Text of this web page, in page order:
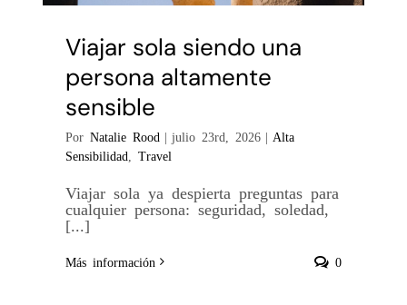
Viajar sola siendo una
persona altamente
sensible
Por Natalie Rood | julio 23rd, 2026 | Alta
Sensibilidad
Travel
Viajar sola ya despierta preguntas para
cualquier persona: seguridad, soledad,
[...]
Más información 0